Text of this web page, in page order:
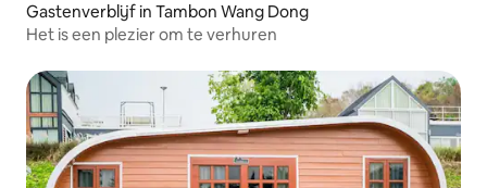
Gastenverblijf in Tambon Wang Dong
Het is een plezier om te verhuren